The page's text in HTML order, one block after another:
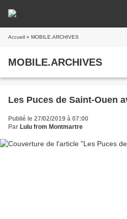
Accueil » MOBILE.ARCHIVES
MOBILE.ARCHIVES
Les Puces de Saint-Ouen
Publié le 27/02/2019 à 07:00
Par Lulu from Montmartre